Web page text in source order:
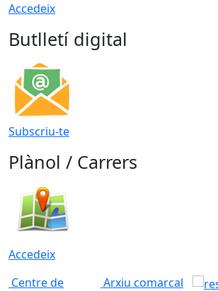
Accedeix
Butlletí digital
Subscriu-te
Plànol / Carrers
Accedeix
Centre de
Arxiu comarcal